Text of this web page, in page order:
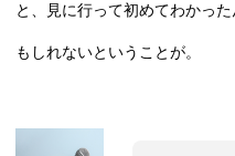
と、見に行って初めてわかっ
もしれないということが。